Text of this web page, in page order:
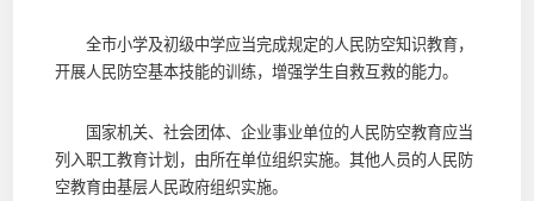
全市小学及初级中学应当完成规定的人民防空知识教育，
开展人民防空基本技能的训练，增强学生自救互救的能力。
国家机关、社会团体、企业事业单位的人民防空教育应当
列入职工教育计划，由所在单位组织实施。其他人员的人民防
空教育由基层人民政府组织实施。